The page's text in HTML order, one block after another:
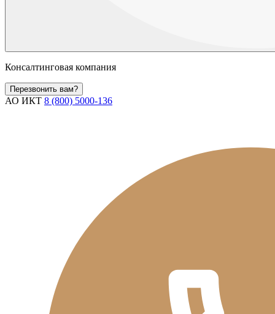
Консалтинговая компания
Перезвонить вам?
АО ИКТ 8 (800) 5000-136